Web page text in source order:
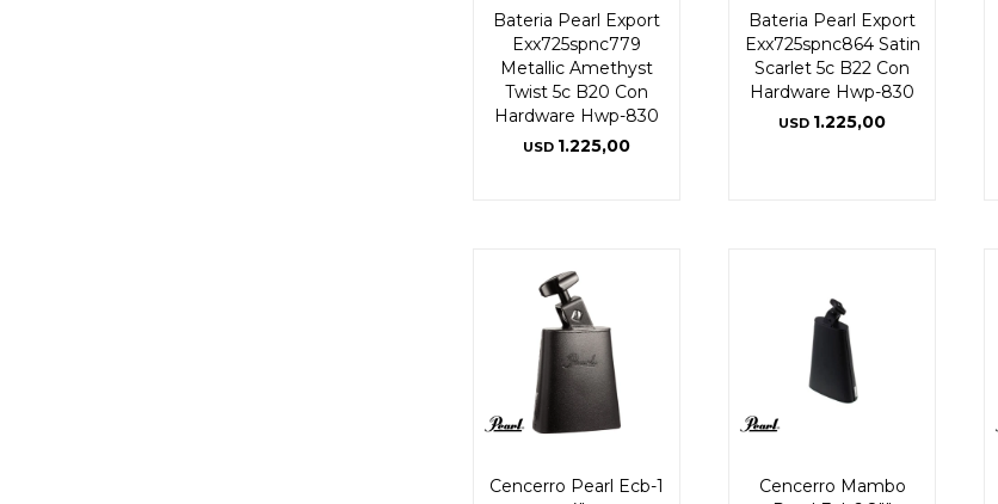
Bateria Pearl Export
Exx725spnc779
Metallic Amethyst
Twist 5c B20 Con
Hardware Hwp-830
USD 1.225,00
Bateria Pearl Export
Exx725spnc864 Satin
Scarlet 5c B22 Con
Hardware Hwp-830
USD 1.225,00
Cencerro Pearl Ecb-1
Cencerro Mambo